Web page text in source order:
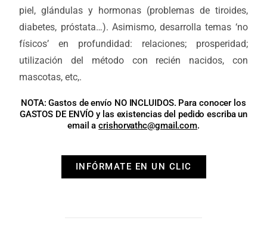
piel, glándulas y hormonas (problemas de tiroides,
diabetes, próstata…). Asimismo, desarrolla temas ‘no
físicos’ en profundidad: relaciones; prosperidad;
utilización del método con recién nacidos, con
mascotas, etc,.
NOTA: Gastos de envío NO INCLUIDOS. Para conocer los
GASTOS DE ENVÍO y las existencias del pedido escriba un
email acrishorvathc@gmail.com.
INFÓRMATE EN UN CLIC